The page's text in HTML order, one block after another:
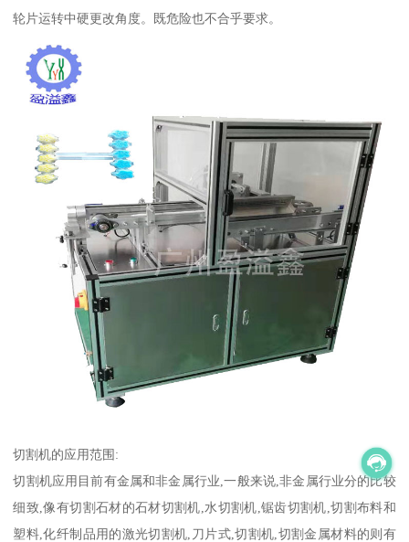
轮片运转中硬更改角度。既危险也不合乎要求。
切割机的应用范围:
切割机应用目前有金属和非金属行业,一般来说,非金属行业分的比较
细致,像有切割石材的石材切割机,水切割机,锯齿切割机,切割布料和
塑料,化纤制品用的激光切割机,刀片式,切割机,切割金属材料的则有